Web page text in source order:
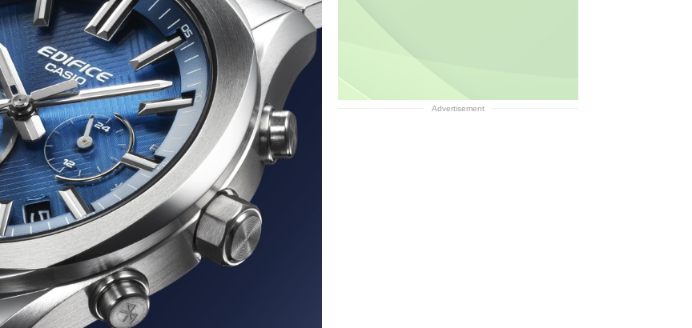
Advertisement